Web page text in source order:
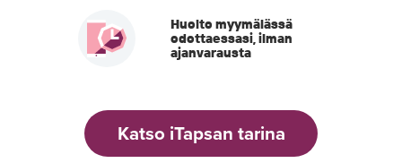
Huolto myymälässä
odottaessasi, ilman
ajanvarausta
Katso iTapsan tarina